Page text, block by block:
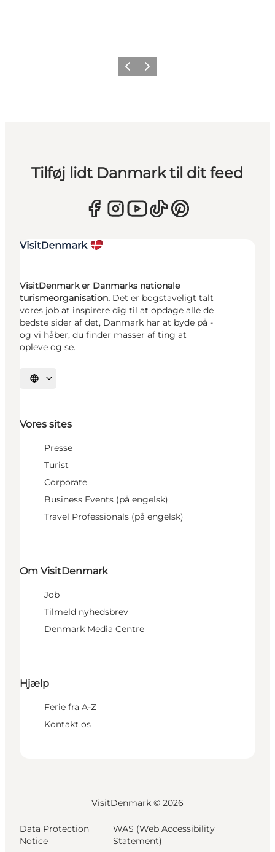
ForrigeNæste
Tilføj lidt Danmark til dit feed
VisitDenmark er Danmarks nationale
turismeorganisation. Det er bogstaveligt talt
vores job at inspirere dig til at opdage alle de
bedste sider af det, Danmark har at byde på -
og vi håber, du finder masser af ting at
opleve og se.
Vælg sprog
Vores sites
Presse
Turist
Corporate
Business Events (på engelsk)
Travel Professionals (på engelsk)
Om VisitDenmark
Job
Tilmeld nyhedsbrev
Denmark Media Centre
Hjælp
Ferie fra A-Z
Kontakt os
VisitDenmark © 2026
Data Protection
Notice
WAS (Web Accessibility
Statement)